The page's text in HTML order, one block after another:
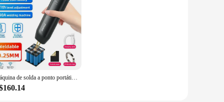
Máquina de solda a ponto portátil, folha de níquel, 80 engrenagens, soldagem elétrica ajustável, tela lcd para bateria de lítio 18650